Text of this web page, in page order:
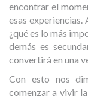
encontrar el
esas experiencias.
¿qué es lo más
demás es
convertirá en una
Con esto nos
comenzar a vivir